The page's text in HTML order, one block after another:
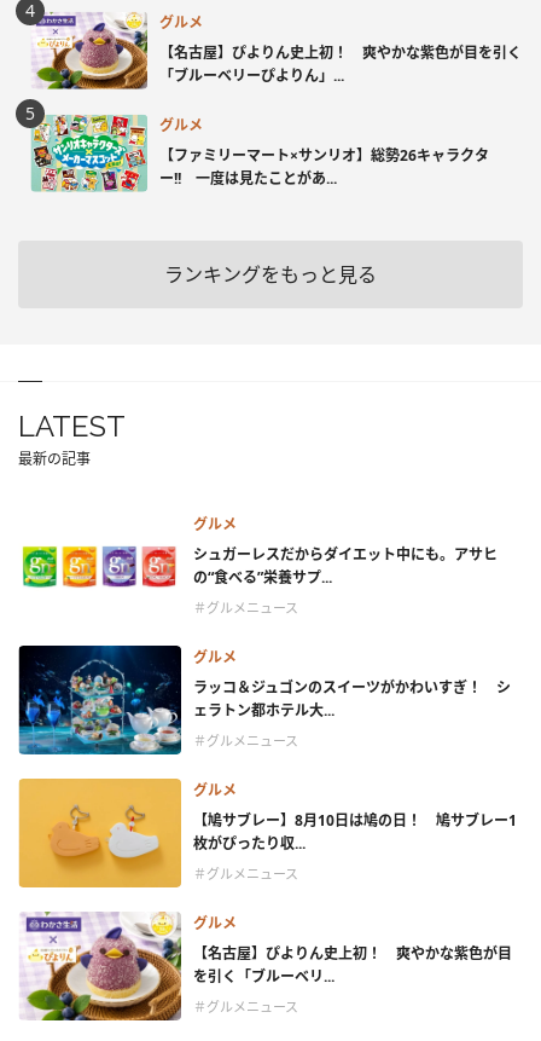
グルメ
【名古屋】ぴよりん史上初！ 爽やかな紫色が目を引く
「ブルーベリーぴよりん」...
グルメ
【ファミリーマート×サンリオ】総勢26キャラクタ
ー!! 一度は見たことがあ...
ランキングをもっと見る
LATEST
最新の記事
グルメ
シュガーレスだからダイエット中にも。アサヒ
の“食べる”栄養サプ...
＃グルメニュース
グルメ
ラッコ＆ジュゴンのスイーツがかわいすぎ！ シ
ェラトン都ホテル大...
＃グルメニュース
グルメ
【鳩サブレー】8月10日は鳩の日！ 鳩サブレー1
枚がぴったり収...
＃グルメニュース
グルメ
【名古屋】ぴよりん史上初！ 爽やかな紫色が目
を引く「ブルーベリ...
＃グルメニュース